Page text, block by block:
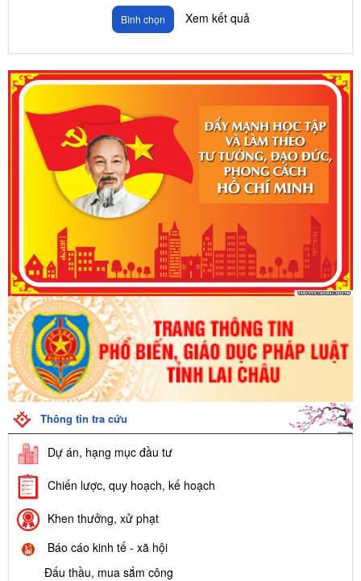
Bình chọn Xem kết quả
Thông tin tra cứu
Dự án, hạng mục đầu tư
Chiến lược, quy hoạch, kế hoạch
Khen thưởng, xử phạt
Báo cáo kinh tế - xã hội
Đấu thầu, mua sắm công